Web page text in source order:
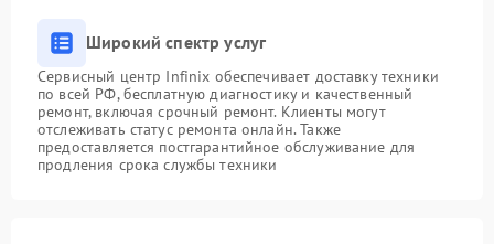
Широкий спектр услуг
Сервисный центр Infinix обеспечивает доставку техники
по всей РФ, бесплатную диагностику и качественный
ремонт, включая срочный ремонт. Клиенты могут
отслеживать статус ремонта онлайн. Также
предоставляется постгарантийное обслуживание для
продления срока службы техники